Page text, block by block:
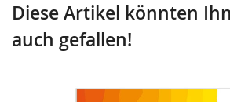
Diese Artikel könnten
auch gefallen!